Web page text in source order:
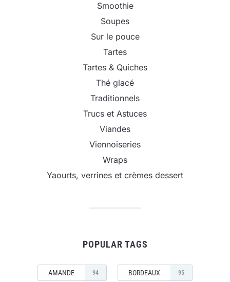
Smoothie
Soupes
Sur le pouce
Tartes
Tartes & Quiches
Thé glacé
Traditionnels
Trucs et Astuces
Viandes
Viennoiseries
Wraps
Yaourts, verrines et crèmes dessert
POPULAR TAGS
AMANDE 94 BORDEAUX 95